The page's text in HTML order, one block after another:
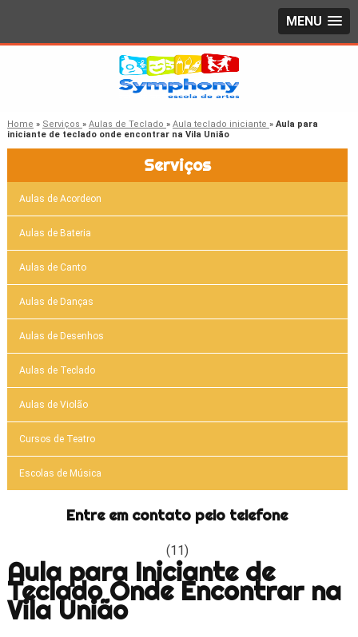
MENU
Home » Serviços » Aulas de Teclado » Aula teclado iniciante » Aula para
iniciante de teclado onde encontrar na Vila União
Serviços
Aulas de Acordeon
Aulas de Bateria
Aulas de Canto
Aulas de Danças
Aulas de Desenhos
Aulas de Teclado
Aulas de Violão
Cursos de Teatro
Escolas de Música
Entre em contato pelo telefone
(11)
Aula para Iniciante de
Teclado Onde Encontrar na
Vila União